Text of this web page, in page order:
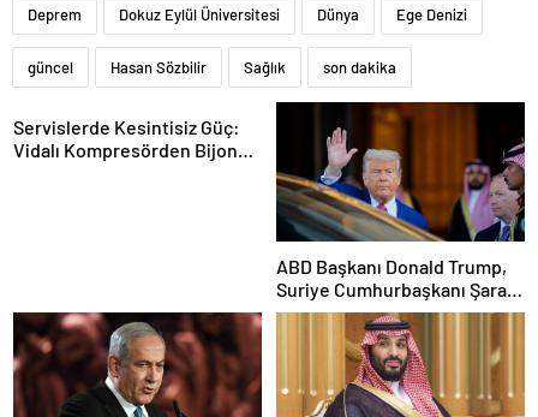
Deprem Dokuz Eylül Üniversitesi Dünya Ege Denizi
güncel Hasan Sözbilir Sağlık son dakika
Servislerde Kesintisiz Güç:
Vidalı Kompresörden Bijon
ABD Başkanı Donald Trump,
Suriye Cumhurbaşkanı Şara
ile görüşecek